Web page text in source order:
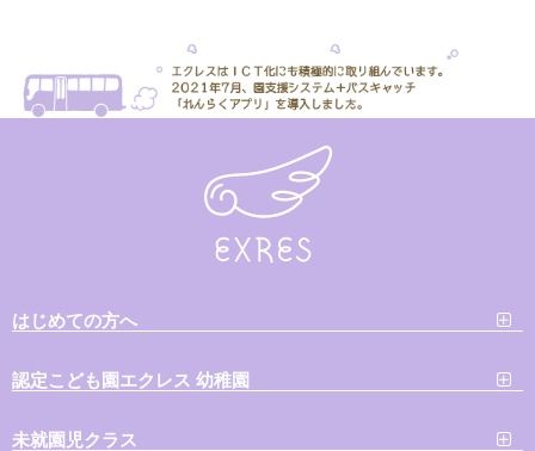
はじめての方へ
認定こども園エクレス 幼稚園
未就園児クラス